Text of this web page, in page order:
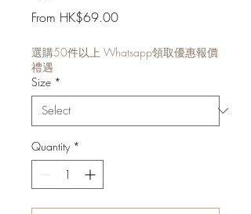
From HK$69.00Sale
選購50件以上 Whatsapp領取優惠報價
禮遇
Size *
Quantity *